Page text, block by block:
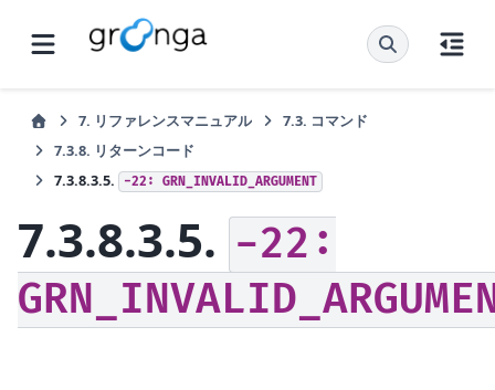
7. リファレンスマニュアル 7.3. コマンド
7.3.8. リターンコード
7.3.8.3.5.
-22: GRN_INVALID_ARGUMENT
7.3.8.3.5. -22: